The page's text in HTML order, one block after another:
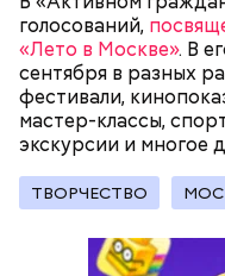
голосований,
«Лето в Москве». В
сентября в разных
фестивали,
мастер-классы,
экскурсии и многое
ТВОРЧЕСТВО
На главной странице
найти
выгодные
данный момент.
Где проходит